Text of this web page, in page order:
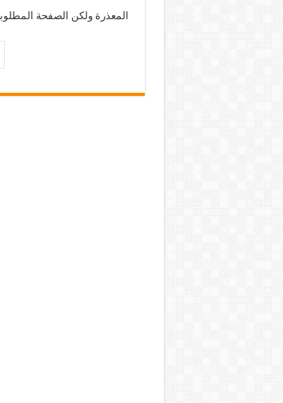
المعذرة ولكن الصفحة